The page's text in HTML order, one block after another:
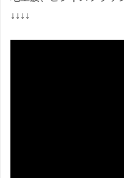
↓↓↓↓